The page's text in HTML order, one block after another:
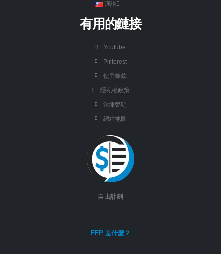
漢語
有用的鏈接
Youtube
Pinterest
使用條款
隱私權政策
法律聲明
網站地圖
自由計劃
FFP 是什麼？